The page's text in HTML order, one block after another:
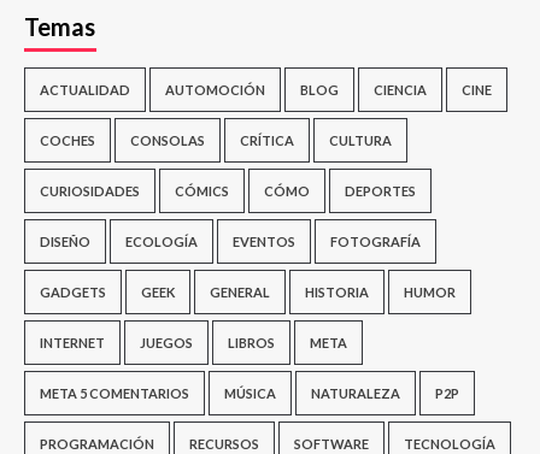
Temas
ACTUALIDAD AUTOMOCIÓN BLOG CIENCIA CINE
COCHES CONSOLAS CRÍTICA CULTURA
CURIOSIDADES CÓMICS CÓMO DEPORTES
DISEÑO ECOLOGÍA EVENTOS FOTOGRAFÍA
GADGETS GEEK GENERAL HISTORIA HUMOR
INTERNET JUEGOS LIBROS META
META 5 COMENTARIOS MÚSICA NATURALEZA P2P
PROGRAMACIÓN RECURSOS SOFTWARE TECNOLOGÍA